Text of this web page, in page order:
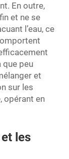
En outre,
et ne se
l’eau, ce
que peu
et
sur les
opérant en
les